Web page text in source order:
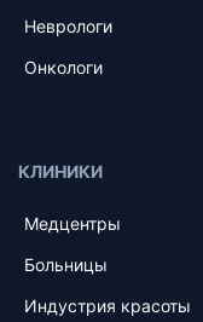
Неврологи
Онкологи
КЛИНИКИ
Медцентры
Больницы
Индустрия красоты